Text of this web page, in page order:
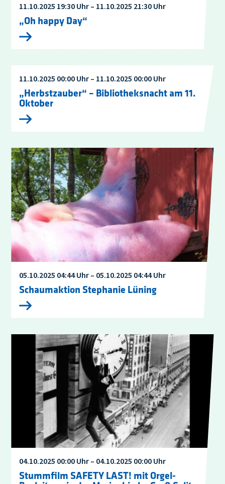
11.10.2025 19:30 Uhr – 11.10.2025 21:30 Uhr
„Oh happy Day“
11.10.2025 00:00 Uhr – 11.10.2025 00:00 Uhr
„Herbstzauber“ – Bibliotheksnacht am 11.
Oktober
05.10.2025 04:44 Uhr – 05.10.2025 04:44 Uhr
Schaumaktion Stephanie Lüning
04.10.2025 00:00 Uhr – 04.10.2025 00:00 Uhr
Stummfilm SAFETY LAST! mit Orgel-